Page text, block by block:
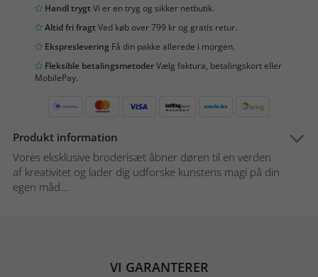
Handl trygtVi er en tryg og sikker netbutik.
Altid fri fragtVed køb over 799 kr og gratis retur.
Ekspreslevering Få din pakke allerede i morgen.
Fleksible betalingsmetoderVælg faktura, betalingskort eller
MobilePay.
Produkt information
Vores eksklusive broderisæt åbner døren til en verden
af kreativitet og lader dig udforske kunstens magi på din
egen måd...
VI GARANTERER